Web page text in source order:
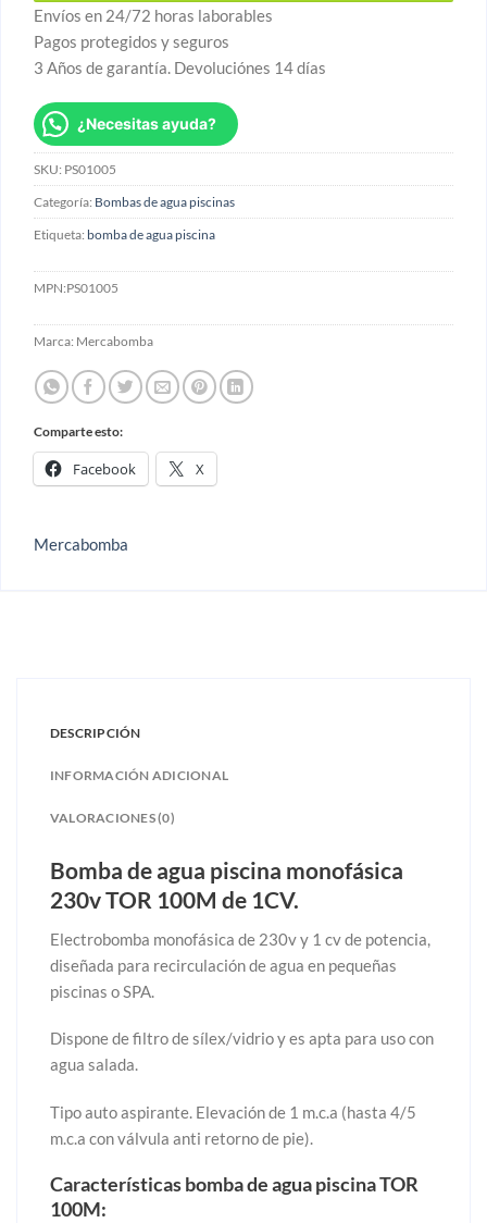
Envíos en 24/72 horas laborables
Pagos protegidos y seguros
3 Años de garantía. Devoluciónes 14 días
¿Necesitas ayuda?
SKU: PS01005
Categoría: Bombas de agua piscinas
Etiqueta: bomba de agua piscina
MPN:PS01005
Marca: Mercabomba
Comparte esto:
Facebook X
Mercabomba
DESCRIPCIÓN
INFORMACIÓN ADICIONAL
VALORACIONES (0)
Bomba de agua piscina monofásica
230v TOR 100M de 1CV.
Electrobomba monofásica de 230v y 1 cv de potencia,
diseñada para recirculación de agua en pequeñas
piscinas o SPA.
Dispone de filtro de sílex/vidrio y es apta para uso con
agua salada.
Tipo auto aspirante. Elevación de 1 m.c.a (hasta 4/5
m.c.a con válvula anti retorno de pie).
Características bomba de agua piscina TOR
100M: